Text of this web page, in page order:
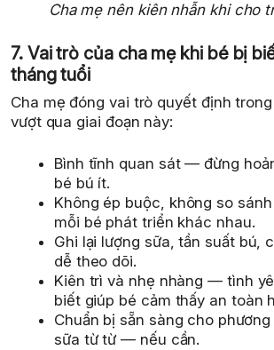
Cha mẹ nên kiên nhẫn khi cho
7. Vai trò của cha mẹ khi bé bị
tháng tuổi
Cha mẹ đóng vai trò quyết định
vượt qua giai đoạn này:
Bình tĩnh quan sát — đừng
bé bú ít.
Không ép buộc, không so
mỗi bé phát triển khác nhau.
Ghi lại lượng sữa, tần suất bú,
dễ theo dõi.
Kiên trì và nhẹ nhàng — tình
biết giúp bé cảm thấy an toàn
Chuẩn bị sẵn sàng cho
sữa từ từ — nếu cần.